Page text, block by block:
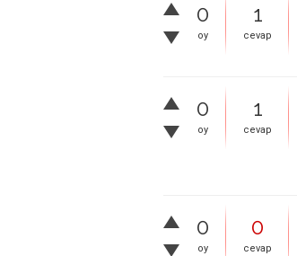
0
oy
1
cevap
0
oy
1
cevap
0
oy
0
cevap